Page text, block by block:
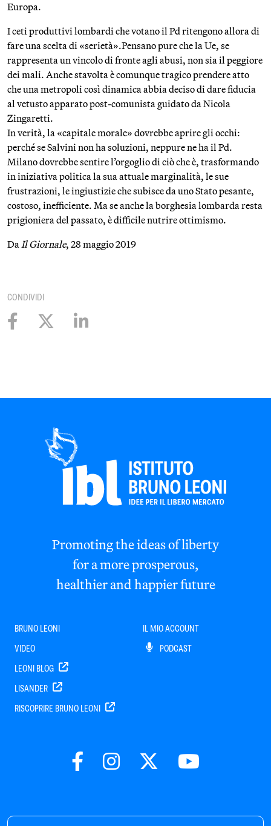
Europa.
I ceti produttivi lombardi che votano il Pd ritengono allora di
fare una scelta di «serietà».Pensano pure che la Ue, se
rappresenta un vincolo di fronte agli abusi, non sia il peggiore
dei mali. Anche stavolta è comunque tragico prendere atto
che una metropoli così dinamica abbia deciso di dare fiducia
al vetusto apparato post-comunista guidato da Nicola
Zingaretti.
In verità, la «capitale morale» dovrebbe aprire gli occhi:
perché se Salvini non ha soluzioni, neppure ne ha il Pd.
Milano dovrebbe sentire l’orgoglio di ciò che è, trasformando
in iniziativa politica la sua attuale marginalità, le sue
frustrazioni, le ingiustizie che subisce da uno Stato pesante,
costoso, inefficiente. Ma se anche la borghesia lombarda resta
prigioniera del passato, è difficile nutrire ottimismo.
DaIl Giornale, 28 maggio 2019
CONDIVIDI
Promoting the ideas of liberty
for a more prosperous,
healthier and happier future
BRUNO LEONI
VIDEO
LEONI BLOG
LISANDER
RISCOPRIRE BRUNO LEONI
IL MIO ACCOUNT
PODCAST